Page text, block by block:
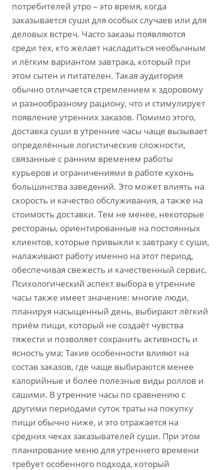
потребителей утро – это время, когда
заказывается суши для особых случаев или для
деловых встреч. Часто заказы появляются
среди тех, кто желает насладиться необычным
и лёгким вариантом завтрака, который при
этом сытен и питателен. Такая аудитория
обычно отличается стремлением к здоровому
и разнообразному рациону, что и стимулирует
появление утренних заказов. Помимо этого,
доставка суши в утренние часы чаще вызывает
определённые логистические сложности,
связанные с ранним временем работы
курьеров и ограничениями в работе кухонь
большинства заведений. Это может влиять на
скорость и качество обслуживания, а также на
стоимость доставки. Тем не менее, некоторые
рестораны, ориентированные на постоянных
клиентов, которые привыкли к завтраку с суши,
налаживают работу именно на этот период,
обеспечивая свежесть и качественный сервис.
Психологический аспект выбора в утренние
часы также имеет значение: многие люди,
планируя насыщенный день, выбирают лёгкий
приём пищи, который не создаёт чувства
тяжести и позволяет сохранить активность и
ясность ума; Такие особенности влияют на
состав заказов, где чаще выбираются менее
калорийные и более полезные виды роллов и
сашими. В утренние часы по сравнению с
другими периодами суток траты на покупку
пищи обычно ниже, и это отражается на
средних чеках заказывателей суши. При этом
планирование меню для утреннего времени
требует особенного подхода, который